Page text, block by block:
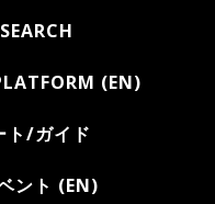
(EN)
ト/ガイド
ント (EN)